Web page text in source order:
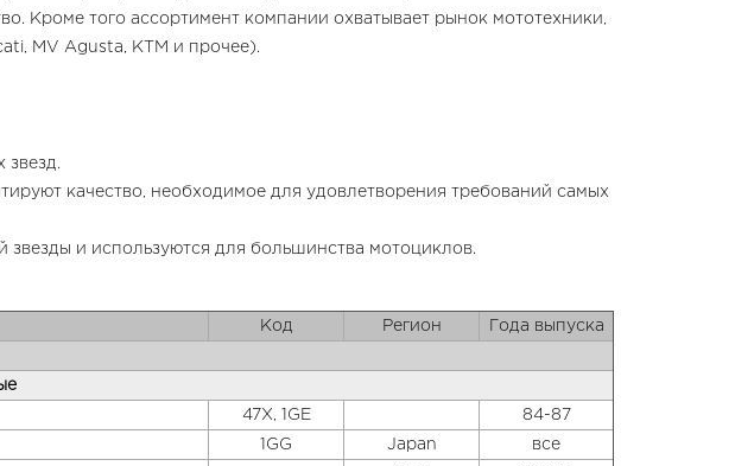
Кроме того ассортимент компании охватывает рынок мототехники,
MV Agusta, KTM и прочее).
звезд.
качество, необходимое для удовлетворения требований самых
и используются для большинства мотоциклов.
Код Регион Года выпуска
47X, 1GE 84-87
1GG Japan все